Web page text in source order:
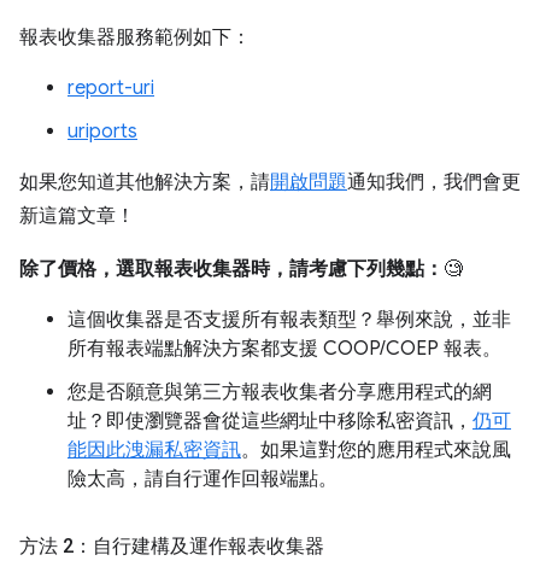
報表收集器服務範例如下：
report-uri
uriports
如果您知道其他解決方案，請開啟問題通知我們，我們會更
新這篇文章！
除了價格，選取報表收集器時，請考慮下列幾點： 🧐
這個收集器是否支援所有報表類型？舉例來說，並非
所有報表端點解決方案都支援 COOP/COEP 報表。
您是否願意與第三方報表收集者分享應用程式的網
址？即使瀏覽器會從這些網址中移除私密資訊， 仍可
能因此洩漏私密資訊。如果這對您的應用程式來說風
險太高，請自行運作回報端點。
方法 2：自行建構及運作報表收集器